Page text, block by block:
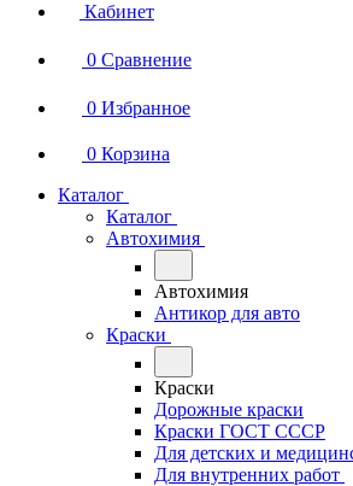
Кабинет
0 Сравнение
0 Избранное
0 Корзина
Каталог
Каталог
Автохимия
Автохимия
Антикор для авто
Краски
Краски
Дорожные краски
Краски ГОСТ СССР
Для детских и
Для внутренних работ